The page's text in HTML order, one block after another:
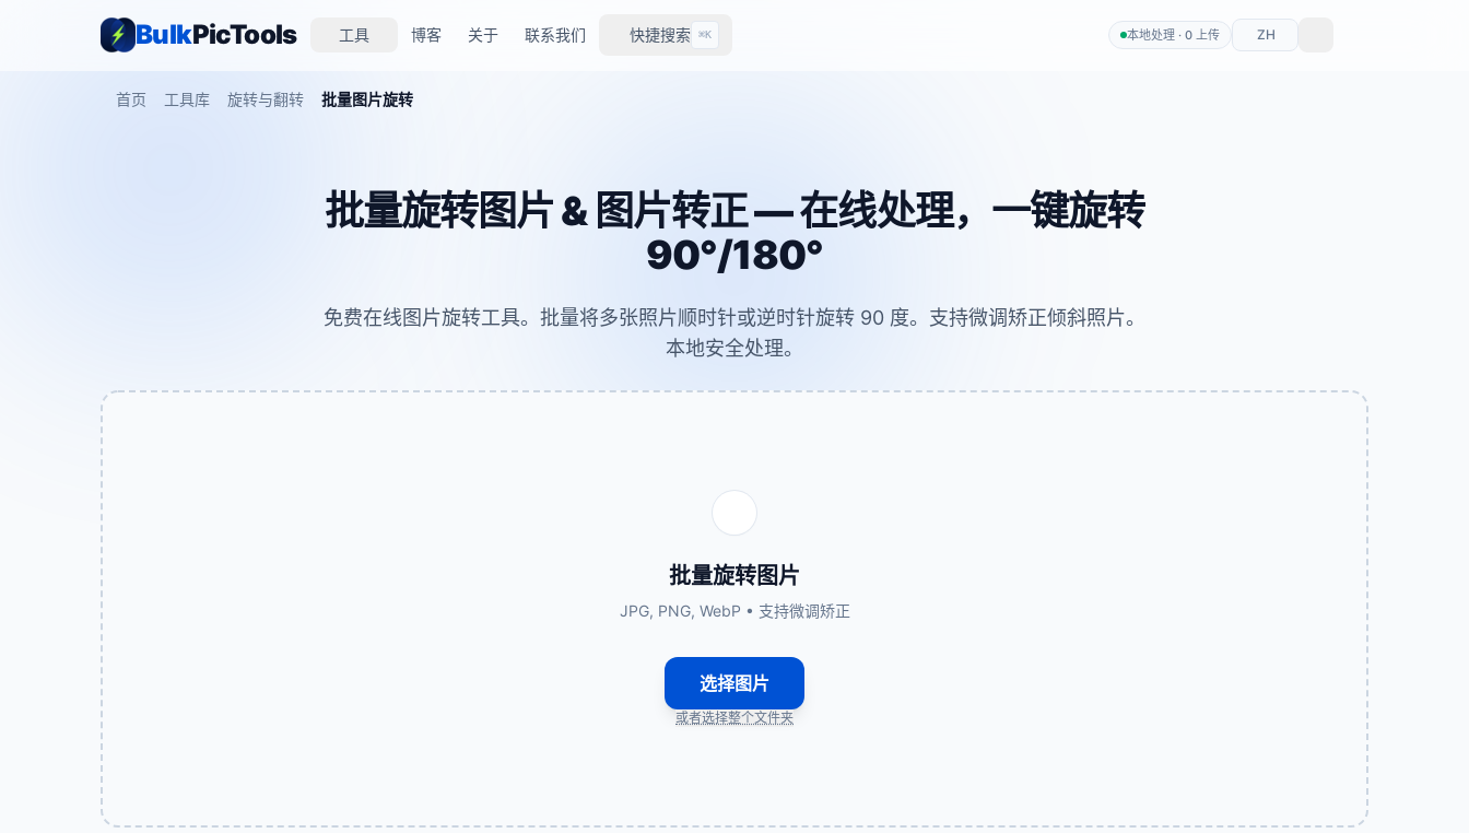
BulkPicTools 工具 博客 关于 联系我们 快捷搜索 ⌘K 本地处理 · 0 上传 ZH
首页 工具库 旋转与翻转 批量图片旋转
批量旋转图片 & 图片转正 — 在线处理，一键旋转
90°/180°
免费在线图片旋转工具。批量将多张照片顺时针或逆时针旋转 90 度。支持微调矫正倾斜照片。
本地安全处理。
批量旋转图片
JPG, PNG, WebP • 支持微调矫正
选择图片
或者选择整个文件夹